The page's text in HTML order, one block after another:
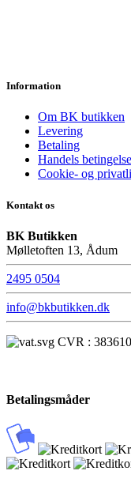
Information
Om BK butikken
Levering
Betaling
Handels
Cookie- og
Kontakt os
BK Butikken
Mølletoften 13, Ådum
2495 0504
info@bkbutikken.dk
CVR :
Betalingsmåder